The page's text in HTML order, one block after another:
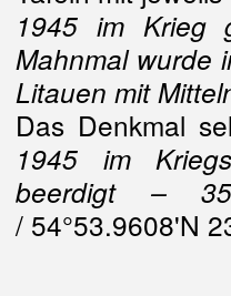
1945 im Krieg
Mahnmal wurde
Litauen mit
Das Denkmal
1945 im
beerdigt –
/ 54°53.9608'N